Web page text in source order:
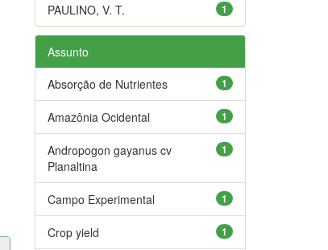
1
PAULINO, V. T.
Assunto
1
Absorção de Nutrientes
1
Amazônia Ocidental
1
Andropogon gayanus cv
Planaltina
1
Campo Experimental
1
Crop yield